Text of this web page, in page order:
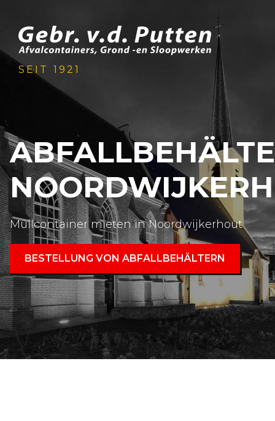
SEIT 1921
Müllcontainer mieten in Noordwijkerhout
BESTELLUNG VON ABFALLBEHÄLTERN